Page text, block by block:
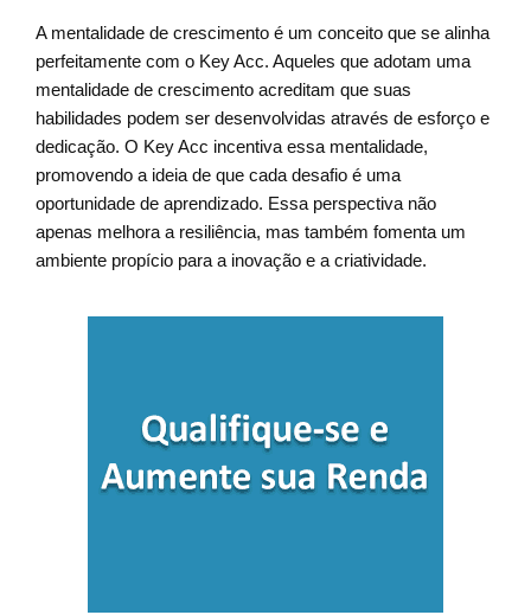
A mentalidade de crescimento é um conceito que se alinha
perfeitamente com o Key Acc. Aqueles que adotam uma
mentalidade de crescimento acreditam que suas
habilidades podem ser desenvolvidas através de esforço e
dedicação. O Key Acc incentiva essa mentalidade,
promovendo a ideia de que cada desafio é uma
oportunidade de aprendizado. Essa perspectiva não
apenas melhora a resiliência, mas também fomenta um
ambiente propício para a inovação e a criatividade.